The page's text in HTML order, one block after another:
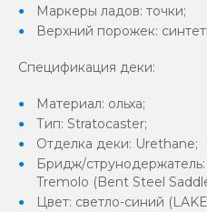
Маркеры ладов: точки;
Верхний порожек:
Спецификация деки:
Материал: ольха;
Тип: Stratocaster;
Отделка деки: Urethane;
Бридж/
Tremolo (Bent Steel
Цвет: светло-синий